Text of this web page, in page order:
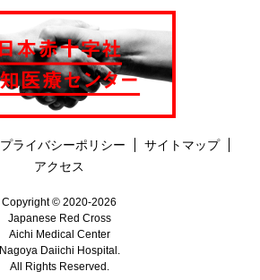
プライバシーポリシー
サイトマップ
アクセス
Copyright © 2020-2026
Japanese Red Cross
Aichi Medical Center
Nagoya Daiichi Hospital.
All Rights Reserved.